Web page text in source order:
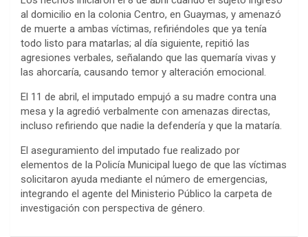
al domicilio en la colonia Centro, en Guaymas, y amenazó
de muerte a ambas víctimas, refiriéndoles que ya tenía
todo listo para matarlas; al día siguiente, repitió las
agresiones verbales, señalando que las quemaría vivas y
las ahorcaría, causando temor y alteración emocional.
El 11 de abril, el imputado empujó a su madre contra una
mesa y la agredió verbalmente con amenazas directas,
incluso refiriendo que nadie la defendería y que la mataría.
El aseguramiento del imputado fue realizado por
elementos de la Policía Municipal luego de que las víctimas
solicitaron ayuda mediante el número de emergencias,
integrando el agente del Ministerio Público la carpeta de
investigación con perspectiva de género.